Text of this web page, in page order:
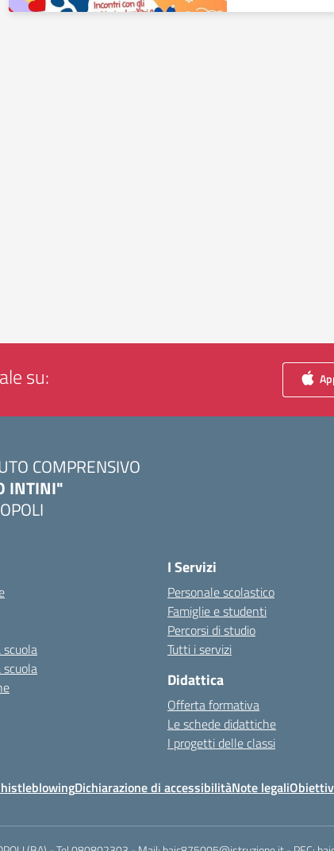
su:
COMPRENSIVO
INTINI"
I Servizi
Personale scolastico
Famiglie e studenti
Percorsi di studio
Tutti i servizi
Didattica
Offerta formativa
Le schede didattiche
I progetti delle classi
Dichiarazione di accessibilitàNote legali